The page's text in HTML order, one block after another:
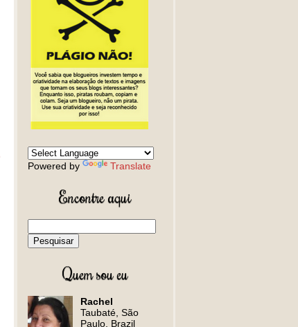
Powered by Translate
Encontre aqui
Quem sou eu
Rachel
Taubaté, São
Paulo, Brazil